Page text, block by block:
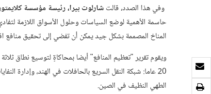
وفي هذا الصدد، قالتشارلوت بيرا، رئيسة مؤسسة
حاسمة الأهمية لوضع السياسات وحلول الأسواق اللازمة
المناخ المصممة بشكل جيد يمكن أن تفضي إلى تحقيق منافع
ويقوم تقرير "تعظيم المنافع" أيضا بمحاكاةٍ لتوسيع نطاق
20 عاما: شبكة النقل السريع بالحافلات في الهند، وإدارة
الطهي النظيف في الصين.